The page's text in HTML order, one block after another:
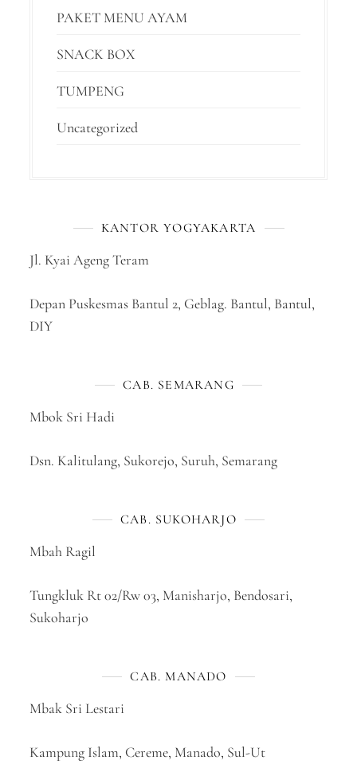
PAKET MENU AYAM
SNACK BOX
TUMPENG
Uncategorized
KANTOR YOGYAKARTA
Jl. Kyai Ageng Teram
Depan Puskesmas Bantul 2, Geblag. Bantul, Bantul,
DIY
CAB. SEMARANG
Mbok Sri Hadi
Dsn. Kalitulang, Sukorejo, Suruh, Semarang
CAB. SUKOHARJO
Mbah Ragil
Tungkluk Rt 02/Rw 03, Manisharjo, Bendosari,
Sukoharjo
CAB. MANADO
Mbak Sri Lestari
Kampung Islam, Cereme, Manado, Sul-Ut